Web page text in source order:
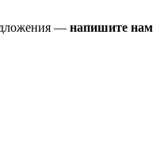
— напишите нам